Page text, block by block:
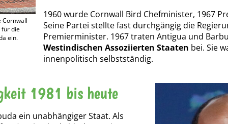
Cornwall
für die
ein.
1960 wurde Cornwall Bird Chefminister, 1967
Seine Partei stellte fast durchgängig die
Premierminister. 1967 traten Antigua und
Westindischen Assoziierten Staaten bei. Sie
innenpolitisch selbstständig.
1981 bis heute
ein unabhängiger Staat. Als